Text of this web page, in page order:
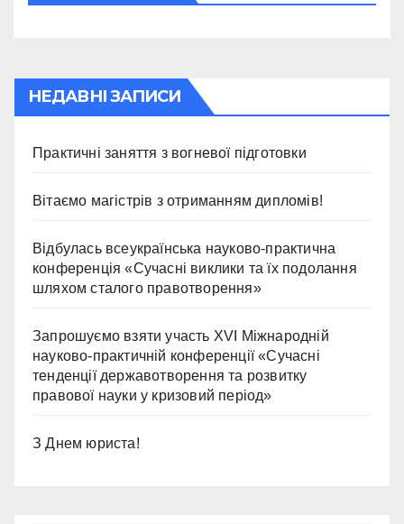
НЕДАВНІ ЗАПИСИ
Практичні заняття з вогневої підготовки
Вітаємо магістрів з отриманням дипломів!
Відбулась всеукраїнська науково-практична
конференція «Сучасні виклики та їх подолання
шляхом сталого правотворення»
Запрошуємо взяти участь ХVІ Міжнародній
науково-практичній конференції «Сучасні
тенденції державотворення та розвитку
правової науки у кризовий період»
З Днем юриста!